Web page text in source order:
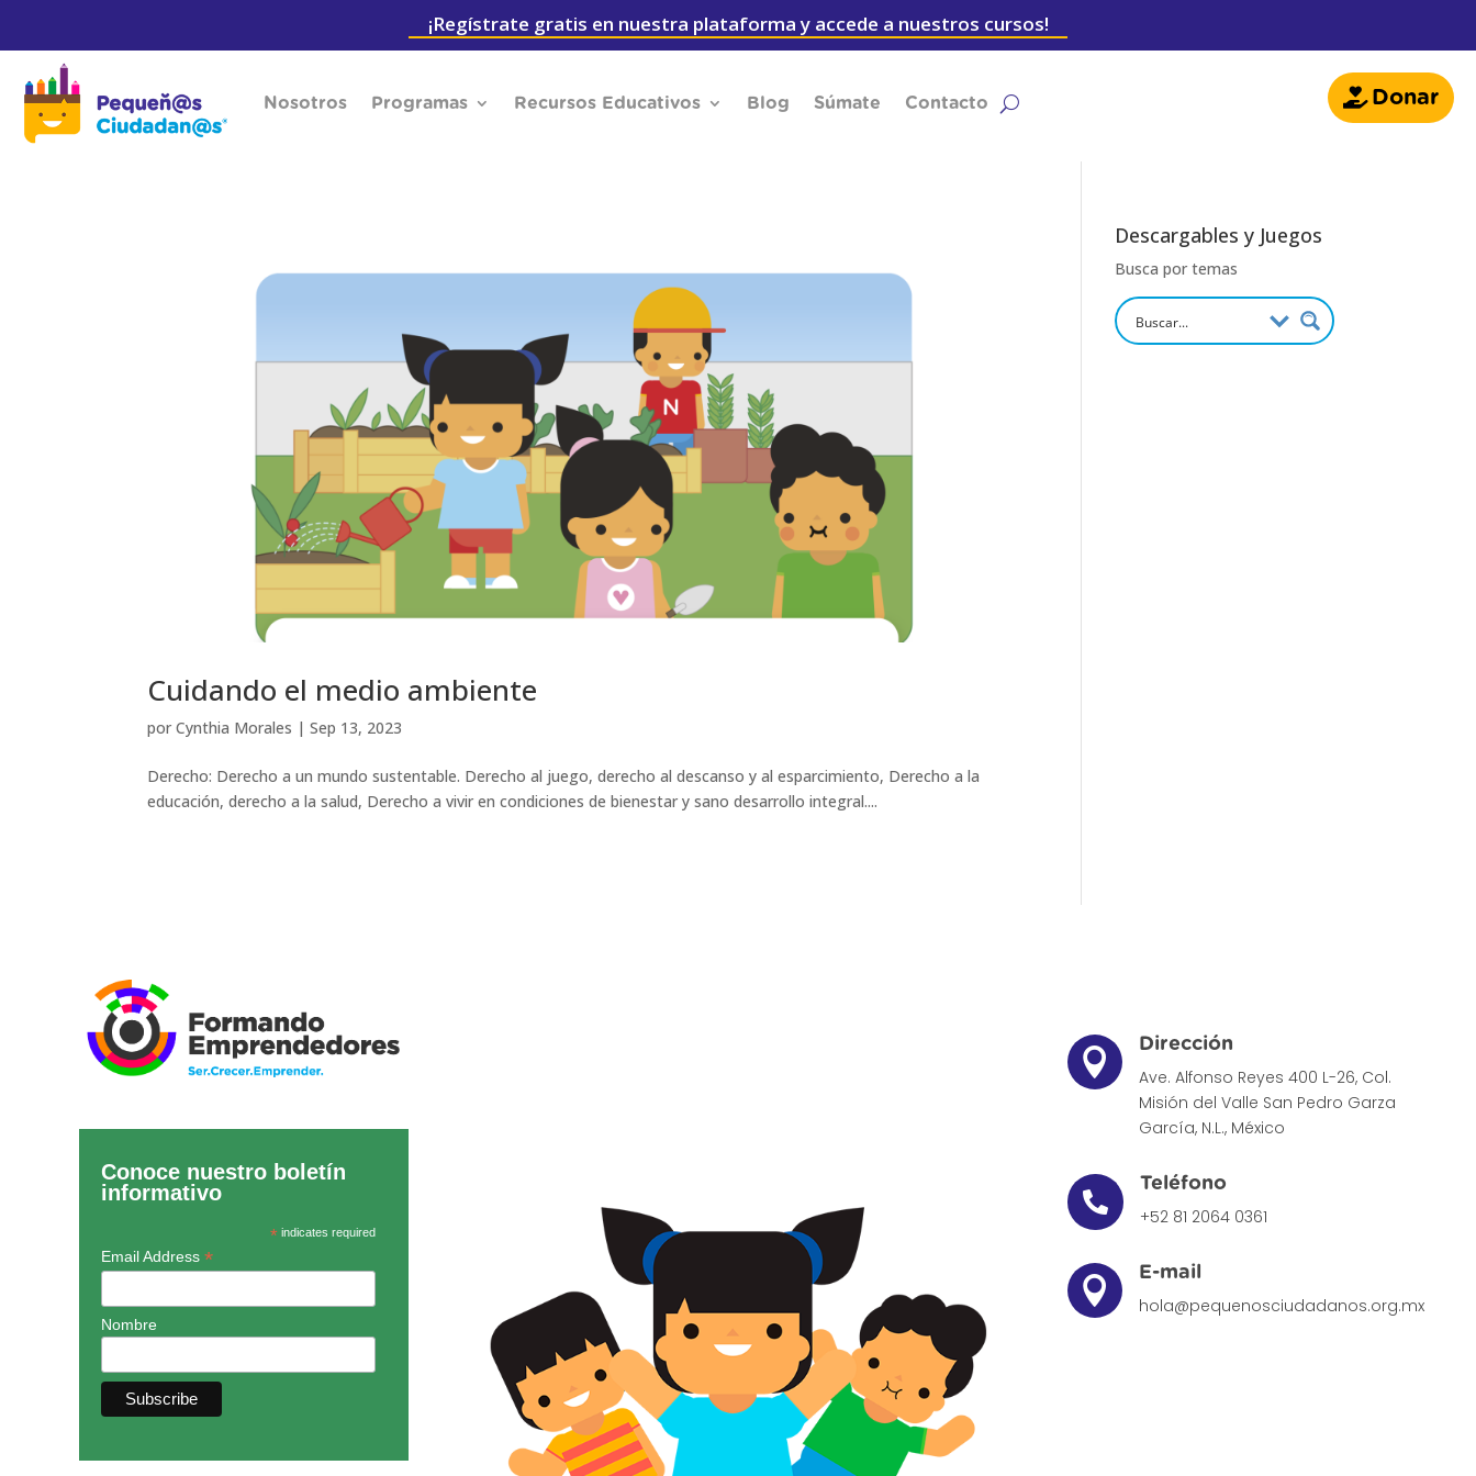
¡Regístrate gratis en nuestra plataforma y accede a nuestros cursos!
Nosotros Programas Recursos Educativos Blog Súmate Contacto Donar
Cuidando el medio ambiente
porCynthia Morales |Sep 13, 2023
Derecho: Derecho a un mundo sustentable. Derecho al juego, derecho al descanso y al esparcimiento, Derecho a la
educación, derecho a la salud, Derecho a vivir en condiciones de bienestar y sano desarrollo integral....
Descargables y Juegos
Busca por temas
Conoce nuestro boletín
informativo
*indicates required
Email Address *
Nombre

Dirección
Ave. Alfonso Reyes 400 L-26, Col.
Misión del Valle San Pedro Garza
García, N.L., México

Teléfono
+52 81 2064 0361

E-mail
hola@pequenosciudadanos.org.mx